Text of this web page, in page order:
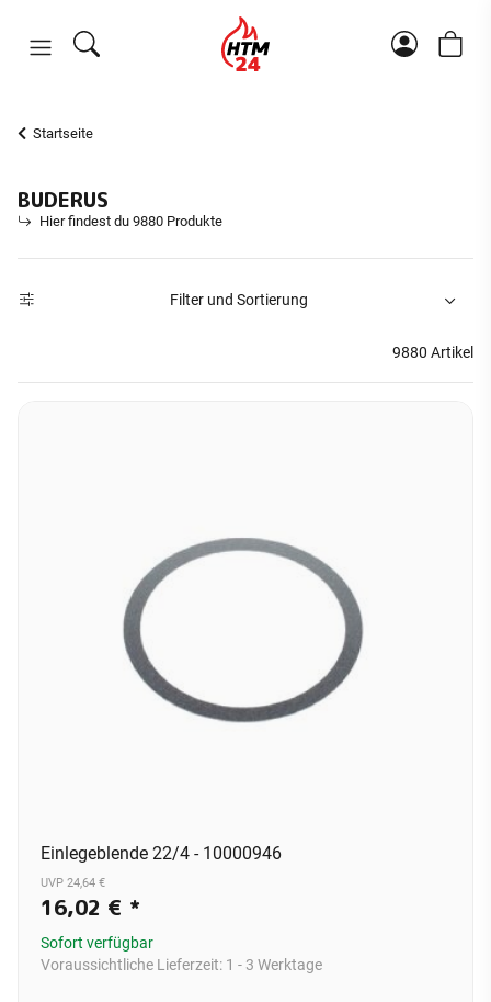
Startseite
BUDERUS
Hier findest du 9880 Produkte
Filter und Sortierung
9880 Artikel
Einlegeblende 22/4 - 10000946
UVP 24,64 €
16,02 € *
Sofort verfügbar
Voraussichtliche Lieferzeit: 1 - 3 Werktage